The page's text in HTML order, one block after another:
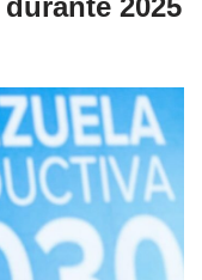
2025